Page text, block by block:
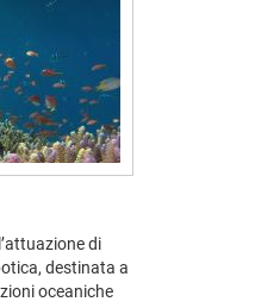
di
destinata a
oceaniche